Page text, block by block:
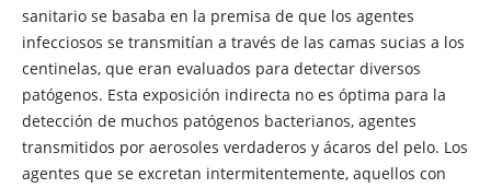
sanitario se basaba en la premisa de que los agentes
infecciosos se transmitían a través de las camas sucias a los
centinelas, que eran evaluados para detectar diversos
patógenos. Esta exposición indirecta no es óptima para la
detección de muchos patógenos bacterianos, agentes
transmitidos por aerosoles verdaderos y ácaros del pelo. Los
agentes que se excretan intermitentemente, aquellos con